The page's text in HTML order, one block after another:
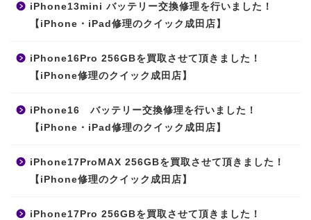
iPhone13mini バッテリー交換修理を行いました！
【iPhone・iPad修理のクイック成田店】
iPhone16Pro 256GBを買取させて頂きました！
【iPhone修理のクイック成田店】
iPhone16 バッテリー交換修理を行いました！
【iPhone・iPad修理のクイック成田店】
iPhone17ProMAX 256GBを買取させて頂きました！
【iPhone修理のクイック成田店】
iPhone17Pro 256GBを買取させて頂きました！